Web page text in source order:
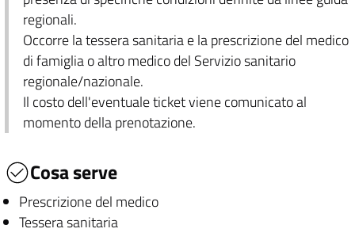
regionali.
Occorre la tessera sanitaria e la prescrizione del medico
di famiglia o altro medico del Servizio sanitario
regionale/nazionale.
Il costo dell'eventuale ticket viene comunicato al
momento della prenotazione.
Cosa serve
Prescrizione del medico
Tessera sanitaria